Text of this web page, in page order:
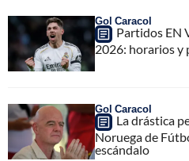
Gol Caracol
Partidos EN
2026: horarios y
Gol Caracol
La drástica
Noruega de
escándalo